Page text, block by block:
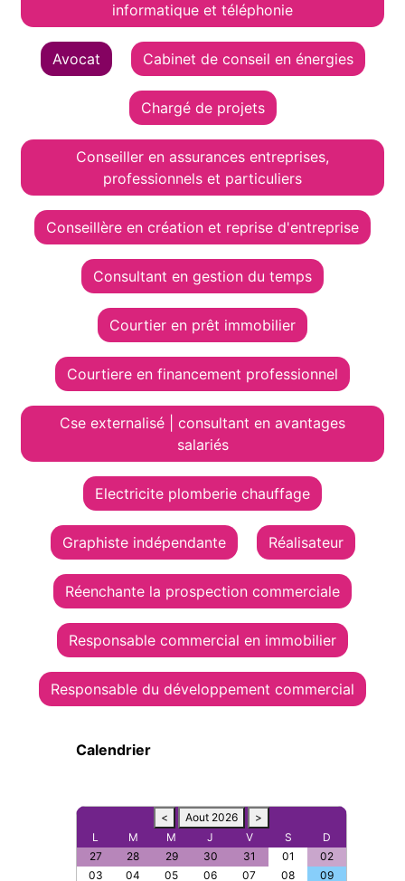
informatique et téléphonie
Avocat Cabinet de conseil en énergies
Chargé de projets
Conseiller en assurances entreprises,
professionnels et particuliers
Conseillère en création et reprise d'entreprise
Consultant en gestion du temps
Courtier en prêt immobilier
Courtiere en financement professionnel
Cse externalisé | consultant en avantages
salariés
Electricite plomberie chauffage
Graphiste indépendante Réalisateur
Réenchante la prospection commerciale
Responsable commercial en immobilier
Responsable du développement commercial
Calendrier
< Aout 2026
>
L
M M J V S
D
27
28 29 30 31 01
02
03
04 05 06 07 08 09